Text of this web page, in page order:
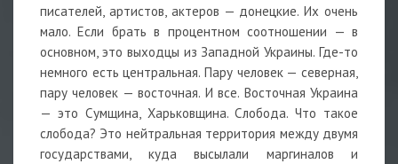
писателей, артистов, актеров — донецкие. Их очень
мало. Если брать в процентном соотношении — в
основном, это выходцы из Западной Украины. Где-то
немного есть центральная. Пару человек — северная,
пару человек — восточная. И все. Восточная Украина
— это Сумщина, Харьковщина. Слобода. Что такое
слобода? Это нейтральная территория между двумя
государствами, куда высылали маргиналов и